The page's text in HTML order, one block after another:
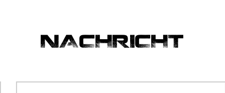
NACHRICHT